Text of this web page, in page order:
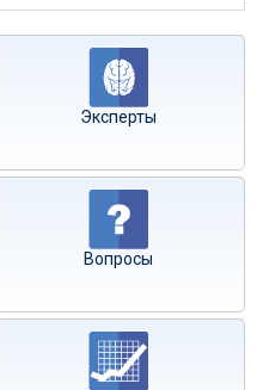
Эксперты
Вопросы